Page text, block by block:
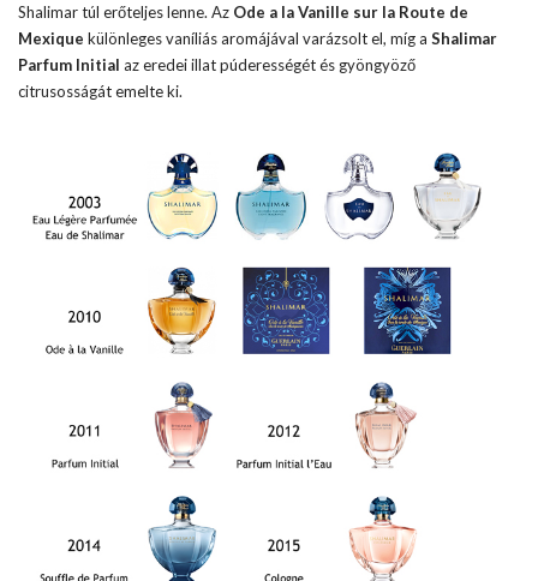
Shalimar túl erőteljes lenne. Az Ode a la Vanille sur la Route de
Mexique különleges vaníliás aromájával varázsolt el, míg a Shalimar
Parfum Initial az eredei illat púderességét és gyöngyöző
citrusosságát emelte ki.